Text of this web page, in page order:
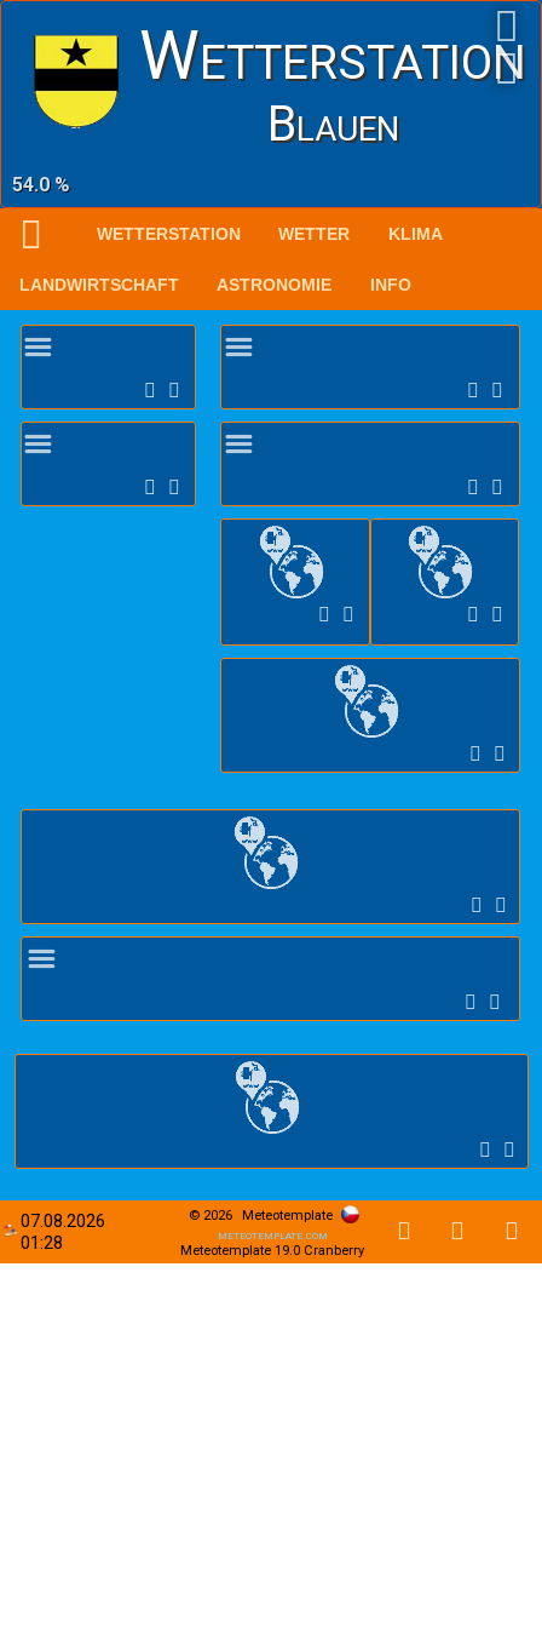
54.0 %
Wetterstation
Blauen
WETTERSTATION WETTER KLIMA
LANDWIRTSCHAFT ASTRONOMIE INFO
07.08.2026
01:28
© 2026
Meteotemplate
meteotemplate.com
Meteotemplate 19.0 Cranberry